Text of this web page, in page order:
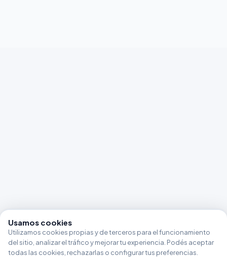
Usamos cookies
Utilizamos cookies propias y de terceros para el funcionamiento
del sitio, analizar el tráfico y mejorar tu experiencia. Podés aceptar
todas las cookies, rechazarlas o configurar tus preferencias.